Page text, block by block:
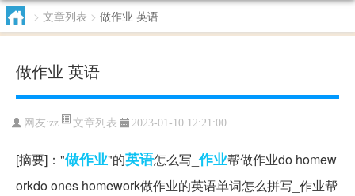
> 文章列表 > 做作业 英语
做作业 英语
网友:zz 文章列表 2023-01-10 12:21:00
[摘要]："做作业"的英语怎么写_作业帮做作业do homew
orkdo ones homework做作业的英语单词怎么拼写_作业帮